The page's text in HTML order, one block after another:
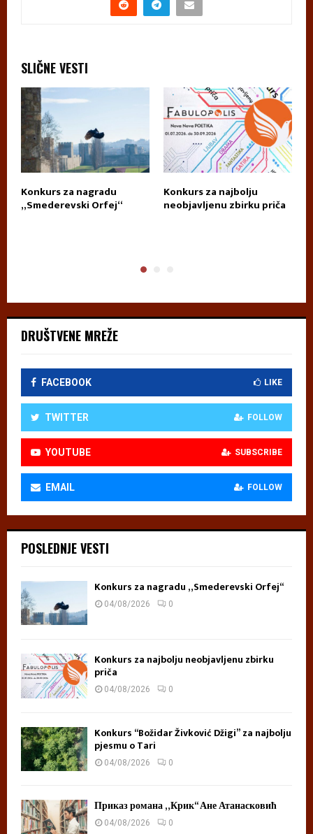
SLIČNE VESTI
Konkurs za nagradu
„Smederevski Orfej“
Konkurs za najbolju
neobjavljenu zbirku priča
DRUŠTVENE MREŽE
FACEBOOK LIKE
TWITTER FOLLOW
YOUTUBE SUBSCRIBE
EMAIL FOLLOW
POSLEDNJE VESTI
Konkurs za nagradu „Smederevski Orfej“
04/08/2026 0
Konkurs za najbolju neobjavljenu zbirku
priča
04/08/2026 0
Konkurs “Božidar Živković Džigi” za najbolju
pjesmu o Tari
04/08/2026 0
Приказ романа „Крик“ Ане Атанасковић
04/08/2026 0